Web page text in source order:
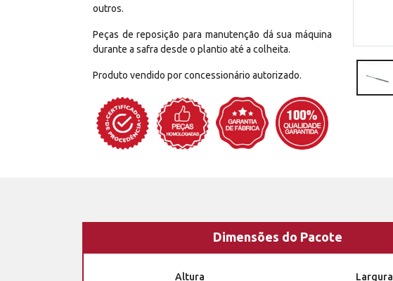
outros.
Peças de reposição para manutenção dá sua máquina
durante a safra desde o plantio até a colheita.
Produto vendido por concessionário autorizado.
Dimensões do Pacote
Altura Largura